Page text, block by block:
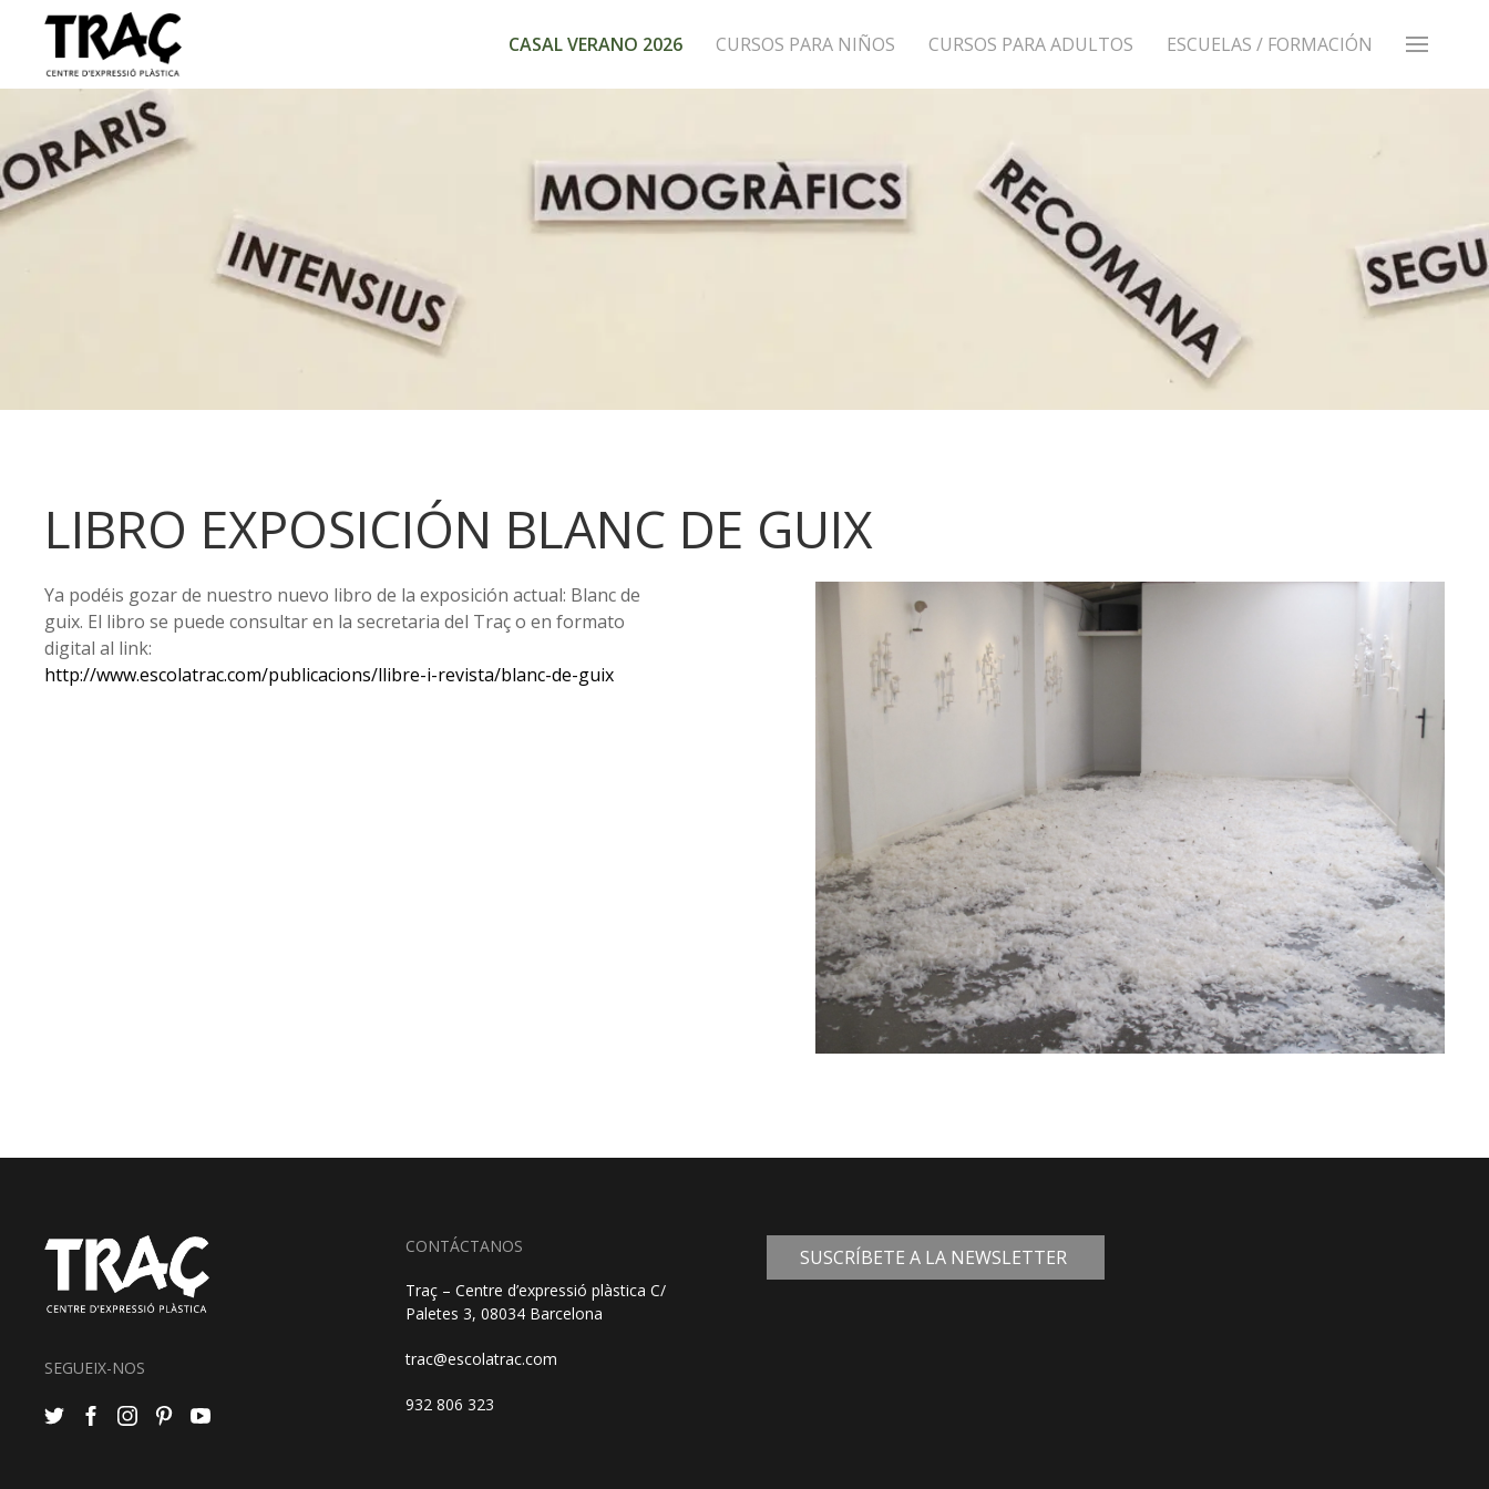
CASAL VERANO 2026 CURSOS PARA NIÑOS CURSOS PARA ADULTOS ESCUELAS / FORMACIÓN
LIBRO EXPOSICIÓN BLANC DE GUIX
Ya podéis gozar de nuestro nuevo libro de la exposición actual: Blanc de
guix. El libro se puede consultar en la secretaria del Traç o en formato
digital al link:
http://www.escolatrac.com/publicacions/llibre-i-revista/blanc-de-guix
SEGUEIX-NOS
CONTÁCTANOS
Traç – Centre d’expressió plàstica C/
Paletes 3, 08034 Barcelona
trac@escolatrac.com
932 806 323
SUSCRÍBETE A LA NEWSLETTER